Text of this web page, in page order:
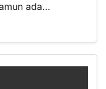
ada…